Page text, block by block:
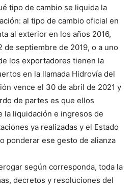
tipo de cambio se liquida la
al tipo de cambio oficial en
al exterior en los años 2016,
de septiembre de 2019, o a uno
los exportadores tienen la
en la llamada Hidrovía del
vence el 30 de abril de 2021 y
de partes es que ellos
la liquidación e ingresos de
ya realizadas y el Estado
ponderar ese gesto de alianza
según corresponda, toda la
decretos y resoluciones del